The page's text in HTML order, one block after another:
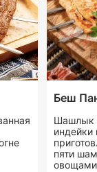
Беш
Шашлык
индейки
пяти